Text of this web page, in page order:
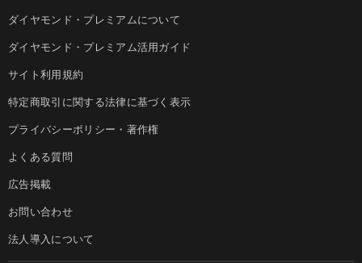
ダイヤモンド・プレミアムについて
ダイヤモンド・プレミアム活用ガイド
サイト利用規約
特定商取引に関する法律に基づく表示
プライバシーポリシー・著作権
よくある質問
広告掲載
お問い合わせ
法人導入について